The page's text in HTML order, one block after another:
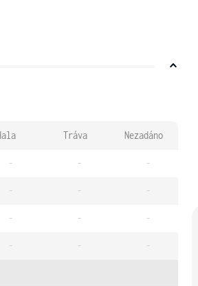
Tráva Nezadáno
- - -
- - -
- - -
- - -